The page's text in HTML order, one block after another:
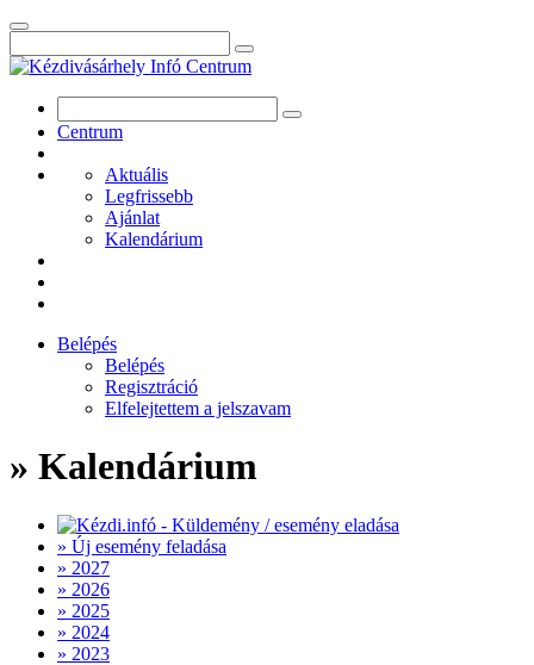
Centrum
Aktuális
Legfrissebb
Ajánlat
Kalendárium
Belépés
Belépés
Regisztráció
Elfelejtettem a jelszavam
» Kalendárium
» Új esemény feladása
» 2027
» 2026
» 2025
» 2024
» 2023